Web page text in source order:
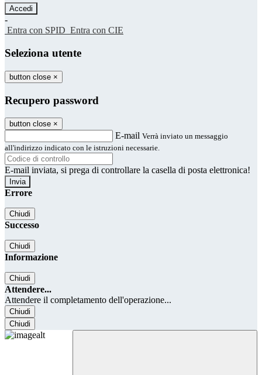
-
Entra con SPID Entra con CIE
Seleziona utente
button close ×
Recupero password
button close ×
E-mail Verrà inviato un messaggio
all'indirizzo indicato con le istruzioni necessarie.
E-mail inviata, si prega di controllare la casella di posta elettronica!
Errore
Chiudi
Successo
Chiudi
Informazione
Chiudi
Attendere...
Attendere il completamento dell'operazione...
Chiudi
Chiudi